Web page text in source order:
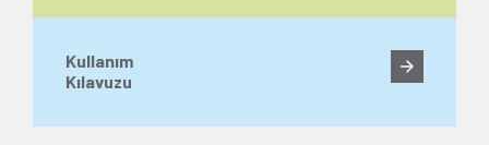
Kullanım
Kılavuzu